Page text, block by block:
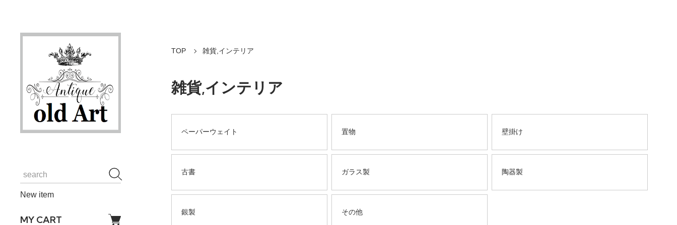
New item
MY CART
TOP 雑貨,インテリア
雑貨,インテリア
ペーパーウェイト 置物 壁掛け
古書 ガラス製 陶器製
銀製 その他